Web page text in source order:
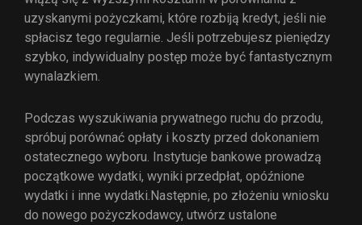
uzyskanymi pożyczkami, które rozbiją kredyt, jeśli nie
spłacisz tego regularnie. Jeśli potrzebujesz pieniędzy
szybko, indywidualny postęp może być fantastycznym
wynalazkiem.
Podczas wyszukiwania prywatnego ruchu do przodu,
spróbuj porównać opłaty i koszty przed dokonaniem
ostatecznego wyboru. Instytucje bankowe prowadzą
początkowe wydatki, wyniki przedpłat, opóźnione
wydatki i inne wydatki.Następnie, po złożeniu wniosku
do nowego pożyczkodawcy, utwórz ustalone